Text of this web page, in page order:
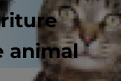
animal